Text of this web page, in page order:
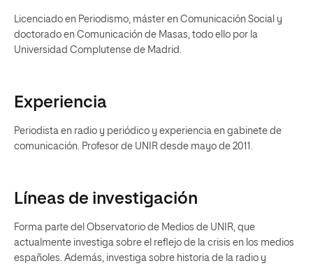
Licenciado en Periodismo, máster en Comunicación Social y
doctorado en Comunicación de Masas, todo ello por la
Universidad Complutense de Madrid.
Experiencia
Periodista en radio y periódico y experiencia en gabinete de
comunicación. Profesor de UNIR desde mayo de 2011.
Líneas de investigación
Forma parte del Observatorio de Medios de UNIR, que
actualmente investiga sobre el reflejo de la crisis en los medios
españoles. Además, investiga sobre historia de la radio y